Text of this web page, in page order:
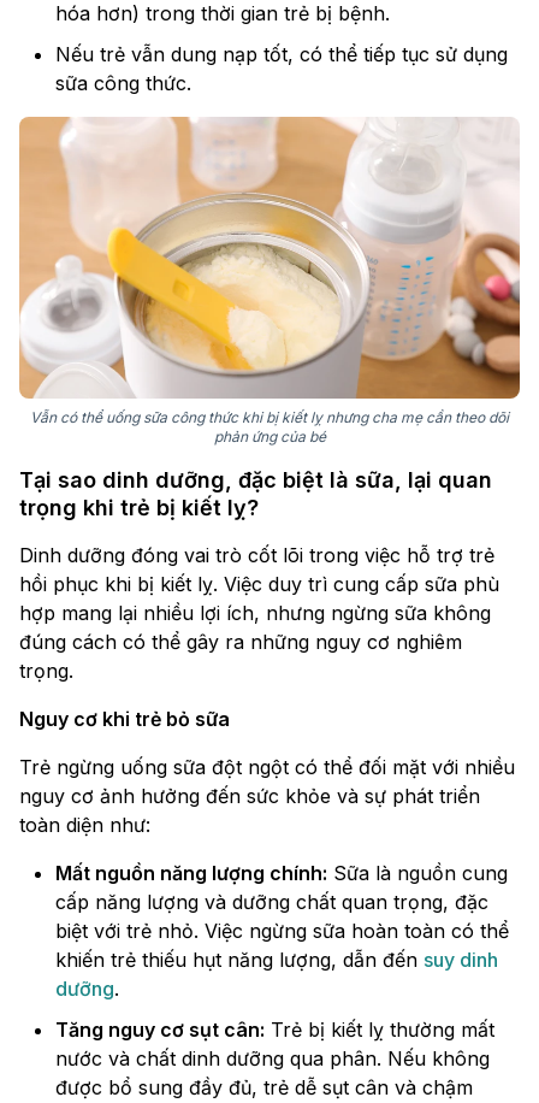
hóa hơn) trong thời gian trẻ bị bệnh.
Nếu trẻ vẫn dung nạp tốt, có thể tiếp tục sử dụng
sữa công thức.
Vẫn có thể uống sữa công thức khi bị kiết lỵ nhưng cha mẹ cần theo dõi
phản ứng của bé
Tại sao dinh dưỡng, đặc biệt là sữa, lại quan
trọng khi trẻ bị kiết lỵ?
Dinh dưỡng đóng vai trò cốt lõi trong việc hỗ trợ trẻ
hồi phục khi bị kiết lỵ. Việc duy trì cung cấp sữa phù
hợp mang lại nhiều lợi ích, nhưng ngừng sữa không
đúng cách có thể gây ra những nguy cơ nghiêm
trọng.
Nguy cơ khi trẻ bỏ sữa
Trẻ ngừng uống sữa đột ngột có thể đối mặt với nhiều
nguy cơ ảnh hưởng đến sức khỏe và sự phát triển
toàn diện như:
Mất nguồn năng lượng chính: Sữa là nguồn cung
cấp năng lượng và dưỡng chất quan trọng, đặc
biệt với trẻ nhỏ. Việc ngừng sữa hoàn toàn có thể
khiến trẻ thiếu hụt năng lượng, dẫn đến suy dinh
dưỡng.
Tăng nguy cơ sụt cân: Trẻ bị kiết lỵ thường mất
nước và chất dinh dưỡng qua phân. Nếu không
được bổ sung đầy đủ, trẻ dễ sụt cân và chậm